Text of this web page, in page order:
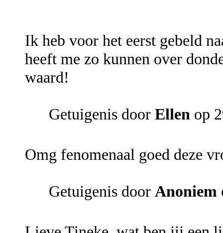
Ik heb voor het eerst gebeld
heeft me zo kunnen over
waard!
Getuigenis door Ellen op
Omg fenomenaal goed deze
Getuigenis door Anoniem